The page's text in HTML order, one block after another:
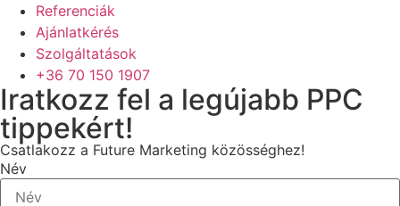
Referenciák
Ajánlatkérés
Szolgáltatások
+36 70 150 1907
Iratkozz fel a legújabb PPC
tippekért!
Csatlakozz a Future Marketing közösséghez!
Név